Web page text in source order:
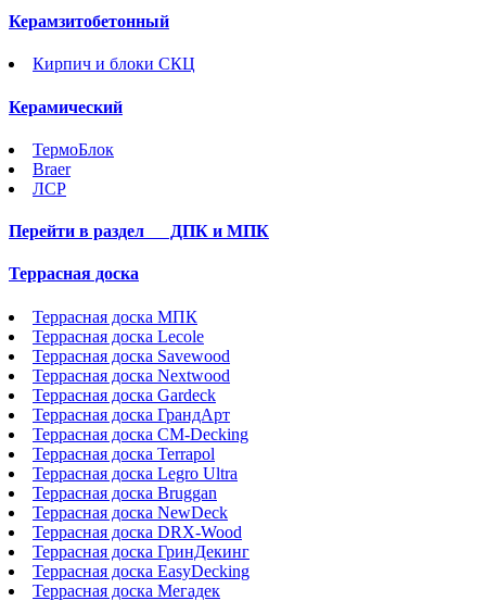
Керамзитобетонный
Кирпич и блоки СКЦ
Керамический
ТермоБлок
Braer
ЛСР
Перейти в раздел ДПК и МПК
Террасная доска
Террасная доска МПК
Террасная доска Lecole
Террасная доска Savewood
Террасная доска Nextwood
Террасная доска Gardeck
Террасная доска ГрандАрт
Террасная доска CM-Decking
Террасная доска Terrapol
Террасная доска Legro Ultra
Террасная доска Bruggan
Террасная доска NewDeck
Террасная доска DRX-Wood
Террасная доска ГринДекинг
Террасная доска EasyDecking
Террасная доска Мегадек